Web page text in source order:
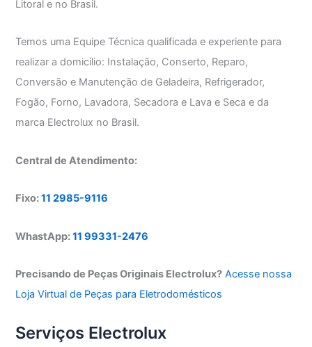
Litoral e no Brasil.
Temos uma Equipe Técnica qualificada e experiente para
realizar a domicílio: Instalação, Conserto, Reparo,
Conversão e Manutenção de Geladeira, Refrigerador,
Fogão, Forno, Lavadora, Secadora e Lava e Seca e da
marca Electrolux no Brasil.
Central de Atendimento:
Fixo:11 2985-9116
WhastApp:11 99331-2476
Precisando de Peças Originais Electrolux? Acesse nossa
Loja Virtual de Peças para Eletrodomésticos
Serviços Electrolux